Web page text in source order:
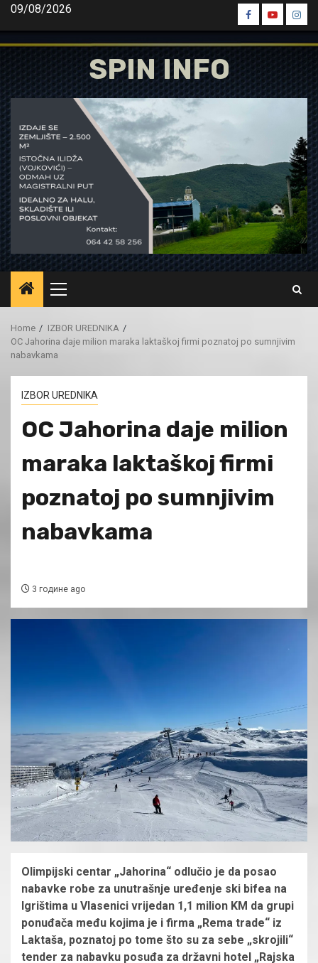
Skip
content
09/08/2026
Spin
Facebook
Spin
Youtube
Spin
SPIN INFO
Primary
Menu
Home
IZBOR UREDNIKA
OC Jahorina daje milion maraka laktaškoj firmi poznatoj po sumnjivim
nabavkama
IZBOR UREDNIKA
OC Jahorina daje milion
maraka laktaškoj firmi
poznatoj po sumnjivim
nabavkama
3 године ago
Olimpijski centar „Jahorina“ odlučio je da posao
nabavke robe za unutrašnje uređenje ski bifea na
Igrištima u Vlasenici vrijedan 1,1 milion KM da grupi
ponuđača među kojima je i firma „Rema trade“ iz
Laktaša, poznatoj po tome što su za sebe „skrojili“
tender za nabavku posuđa za državni hotel „Rajska